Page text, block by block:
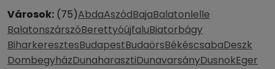
Városok: (75)AbdaAszódBajaBalatonlelle
BalatonszárszóBerettyóújfaluBiatorbágy
BiharkeresztesBudapestBudaörsBékéscsabaDeszk
DombegyházDunaharasztiDunavarsányDusnokEger